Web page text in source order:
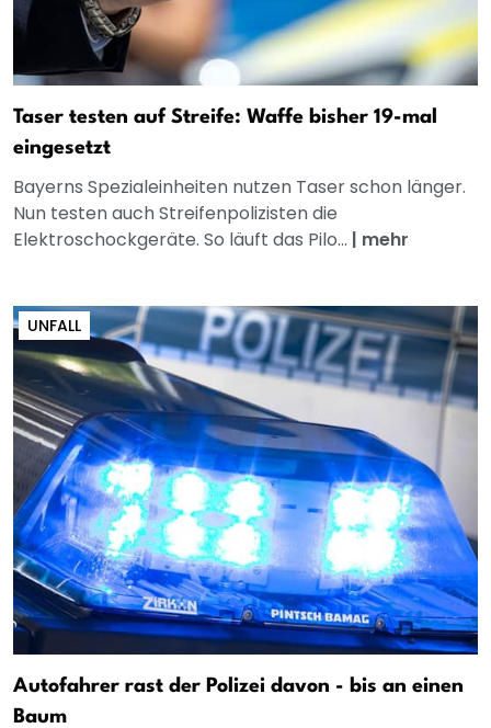
Taser testen auf Streife: Waffe bisher 19-mal
eingesetzt
Bayerns Spezialeinheiten nutzen Taser schon länger.
Nun testen auch Streifenpolizisten die
Elektroschockgeräte. So läuft das Pilo... | mehr
UNFALL
Autofahrer rast der Polizei davon - bis an einen
Baum